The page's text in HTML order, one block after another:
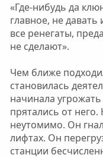
«Где-нибудь да
главное, не
все ренегаты,
не сделают».
Чем ближе
становилась
начинала
прятались от
неутомимо. Он
лифтах. Он
станции